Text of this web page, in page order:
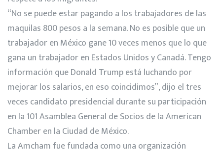
“No se puede estar pagando a los trabajadores de las
maquilas 800 pesos a la semana. No es posible que un
trabajador en México gane 10 veces menos que lo que
gana un trabajador en Estados Unidos y Canadá. Tengo
información que Donald Trump está luchando por
mejorar los salarios, en eso coincidimos”, dijo el tres
veces candidato presidencial durante su participación
en la 101 Asamblea General de Socios de la American
Chamber en la Ciudad de México.
La Amcham fue fundada como una organización